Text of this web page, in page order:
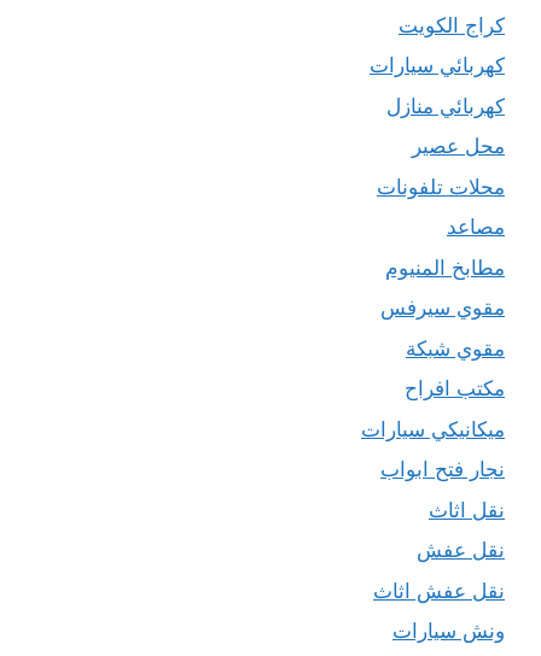
كراج الكويت
كهربائي سيارات
كهربائي منازل
محل عصير
محلات تلفونات
مصاعد
مطابخ المنيوم
مقوي سيرفس
مقوي شبكة
مكتب افراح
ميكانيكي سيارات
نجار فتح ابواب
نقل اثاث
نقل عفش
نقل عفش اثاث
ونش سيارات